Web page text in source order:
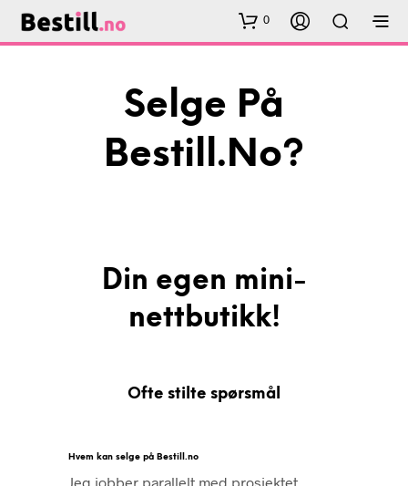
0
Selge På
Bestill.no?
Din egen mini-
nettbutikk!
Ofte stilte spørsmål
Hvem kan selge på Bestill.no
Jeg jobber parallelt med prosjektet